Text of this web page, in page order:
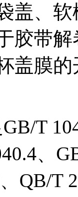
盖、
胶带
盖膜
T
、
QB/T